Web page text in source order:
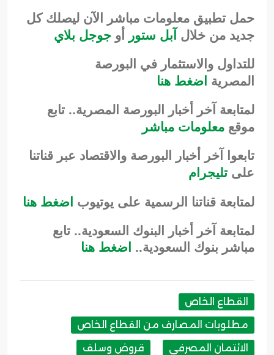
حمل تطبيق معلومات مباشر الآن ليصلك كل
جديد من خلال آبل ستور أو جوجل بلاي
للتداول والاستثمار في البورصة
المصرية اضغط هنا
لمتابعة آخر أخبار البورصة المصرية.. تابع
موقع معلومات مباشر
تابعوا آخر أخبار البورصة والاقتصاد عبر قناتنا
على تليجرام
لمتابعة قناتنا الرسمية على يوتيوب اضغط هنا
لمتابعة آخر أخبار البنوك السعودية.. تابع
مباشر بنوك السعودية.. اضغط هنا
القطاع الخاص
مطلوبات المصارف من القطاع الخاص
الائتمان المصرفي
قروض وسلف